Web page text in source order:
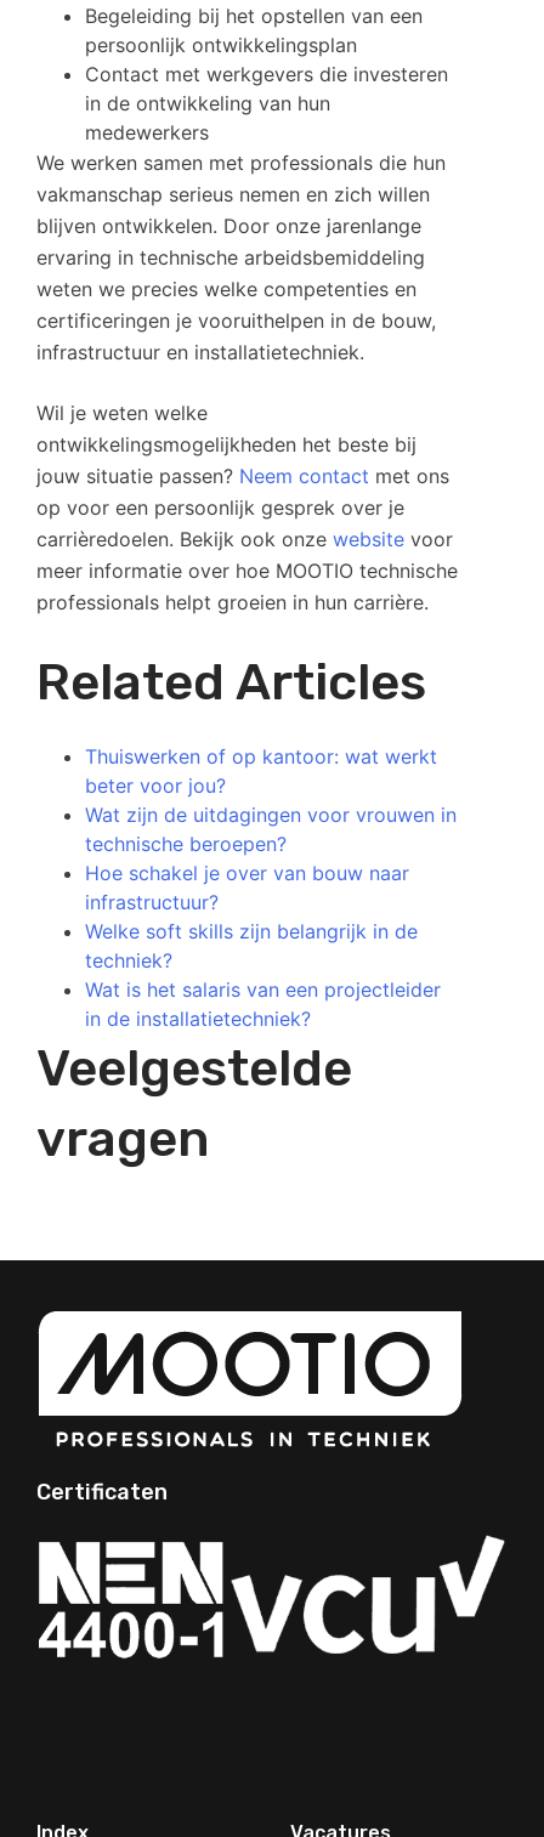
Begeleiding bij het opstellen van een
persoonlijk ontwikkelingsplan
Contact met werkgevers die investeren
in de ontwikkeling van hun
medewerkers
We werken samen met professionals die hun
vakmanschap serieus nemen en zich willen
blijven ontwikkelen. Door onze jarenlange
ervaring in technische arbeidsbemiddeling
weten we precies welke competenties en
certificeringen je vooruithelpen in de bouw,
infrastructuur en installatietechniek.
Wil je weten welke
ontwikkelingsmogelijkheden het beste bij
jouw situatie passen? Neem contact met ons
op voor een persoonlijk gesprek over je
carrièredoelen. Bekijk ook onze website voor
meer informatie over hoe MOOTIO technische
professionals helpt groeien in hun carrière.
Related Articles
Thuiswerken of op kantoor: wat werkt
beter voor jou?
Wat zijn de uitdagingen voor vrouwen in
technische beroepen?
Hoe schakel je over van bouw naar
infrastructuur?
Welke soft skills zijn belangrijk in de
techniek?
Wat is het salaris van een projectleider
in de installatietechniek?
Veelgestelde
vragen
Certificaten